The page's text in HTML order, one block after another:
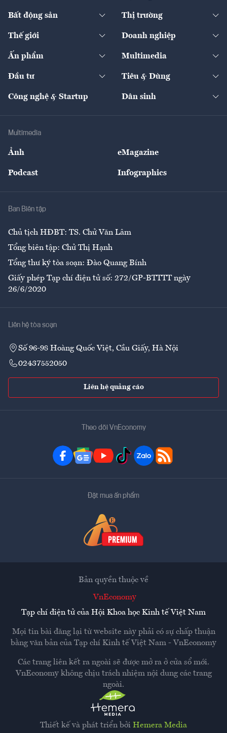
Diễn đàn
Bảo hiểm
Khung pháp lý
Sản phẩm - Thị trường
Start-up
Quản trị số
Bất động sản
Chính sách
Tư vấn
Thị trường
Thị trường
Nông sản
Thế giới
Kinh tế
Doanh nghiệp
Ấn phẩm
The Guide
Multimedia
Đầu tư Tiêu & Dùng
Giải trí
Công nghệ & Startup Dân sinh
Multimedia
Ảnh eMagazine
Podcast Infographics
Ban Biên tập
Chủ tịch HĐBT: TS. Chử Văn Lâm
Tổng biên tập: Chử Thị Hạnh
Tổng thư ký tòa soạn: Đào Quang Bính
Giấy phép Tạp chí điện tử số: 272/GP-BTTTT ngày
26/6/2020
Liên hệ tòa soạn
Số 96-98 Hoàng Quốc Việt, Cầu Giấy, Hà Nội
02437552050
Liên hệ quảng cáo
Theo dõi VnEconomy
Đặt mua ấn phẩm
Thiết kế và phát triển bởi Hemera Media
Bản quyền thuộc về
VnEconomy
Tạp chí điện tử của Hội Khoa học Kinh tế Việt Nam
Mọi tin bài đăng lại từ website này phải có sự chấp thuận
bằng văn bản của Tạp chí Kinh tế Việt Nam - VnEconomy
Các trang liên kết ra ngoài sẽ được mở ra ở cửa sổ mới.
VnEconomy không chịu trách nhiệm nội dung các trang
ngoài.